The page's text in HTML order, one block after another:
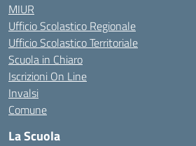
MIUR
Ufficio Scolastico Regionale
Ufficio Scolastico Territoriale
Scuola in Chiaro
Iscrizioni On Line
Invalsi
Comune
La Scuola